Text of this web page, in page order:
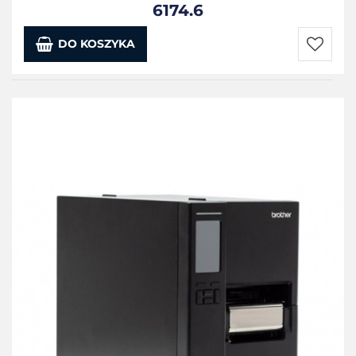
6174.6
DO KOSZYKA